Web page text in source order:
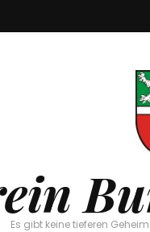
Es gibt keine tieferen